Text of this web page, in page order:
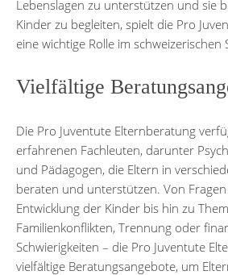
Lebenslagen zu unterstützen und sie
Kinder zu begleiten, spielt die Pro
eine wichtige Rolle im schweizerischen
Vielfältige
Die Pro Juventute Elternberatung
erfahrenen Fachleuten, darunter
und Pädagogen, die Eltern in
beraten und unterstützen. Von
Entwicklung der Kinder bis hin zu
Familienkonflikten, Trennung oder
Schwierigkeiten – die Pro Juventute
vielfältige Beratungsangebote, um